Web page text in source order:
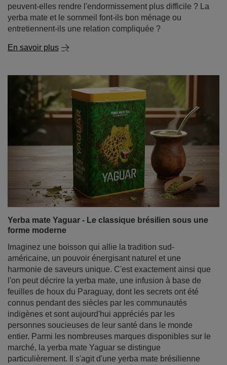
peuvent-elles rendre l'endormissement plus difficile ? La
yerba mate et le sommeil font-ils bon ménage ou
entretiennent-ils une relation compliquée ?
En savoir plus
Yerba mate Yaguar - Le classique brésilien sous une
forme moderne
Imaginez une boisson qui allie la tradition sud-
américaine, un pouvoir énergisant naturel et une
harmonie de saveurs unique. C'est exactement ainsi que
l'on peut décrire la yerba mate, une infusion à base de
feuilles de houx du Paraguay, dont les secrets ont été
connus pendant des siècles par les communautés
indigènes et sont aujourd'hui appréciés par les
personnes soucieuses de leur santé dans le monde
entier. Parmi les nombreuses marques disponibles sur le
marché, la yerba mate Yaguar se distingue
particulièrement. Il s'agit d'une yerba mate brésilienne